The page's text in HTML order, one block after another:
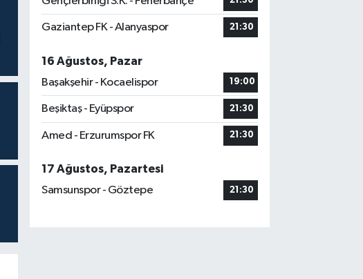
Gaziantep FK - Alanyaspor 21:30
16 Ağustos, Pazar
Başakşehir - Kocaelispor
19:00
Beşiktaş - Eyüpspor 21:30
Amed - Erzurumspor FK 21:30
17 Ağustos, Pazartesi
Samsunspor - Göztepe
21:30